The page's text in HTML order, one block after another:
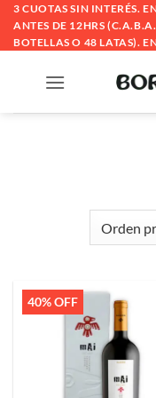
Saltar
contenido
3 CUOTAS SIN INTERÉS.
ANTES DE 12HRS
BOTELLAS O 48 LATAS).
40% OFF